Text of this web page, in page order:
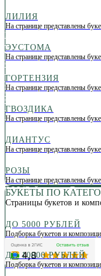
Уход
П артнёрам
Доставка
Контакты
С
истема лояльности
Монобукеты
Сразу в вазу
Сборные букеты
Оптовые цены
Букет невесты
Политика
Сеть салонов цветов в
© 2026 Money Roses
ООО "Байкальская
ИНН/ОГРН 3801126850/
Юр.адрес: 664022,
Платёжная
ЛИЛИЯ
На странице представлены
ЭУСТОМА
На странице представлены
ГОРТЕНЗИЯ
На странице представлены
ГВОЗДИКА
На странице представлены
ДИАНТУС
На странице представлены
РОЗЫ
На странице представлены
БУКЕТЫ ПО
Страницы букетов и
ДО 5000 РУБЛЕЙ
Подборка букетов и
ДО 10000 РУБЛЕЙ
Подборка букетов и